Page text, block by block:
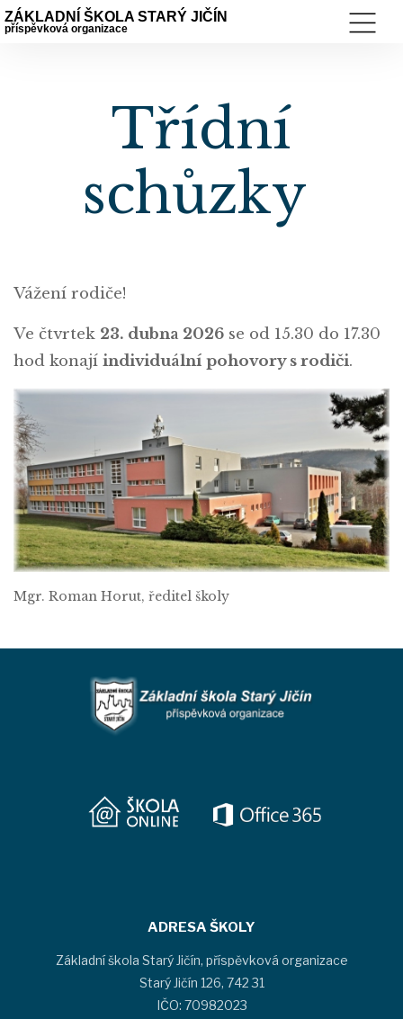
ZÁKLADNÍ ŠKOLA STARÝ JIČÍN
příspěvková organizace
Třídní
schůzky
Vážení rodiče!
Ve čtvrtek 23. dubna 2026 se od 15.30 do 17.30
hod konají individuální pohovory s rodiči.
Mgr. Roman Horut, ředitel školy
ADRESA ŠKOLY
Základní škola Starý Jičín, příspěvková organizace
Starý Jičín 126, 742 31
IČO: 70982023